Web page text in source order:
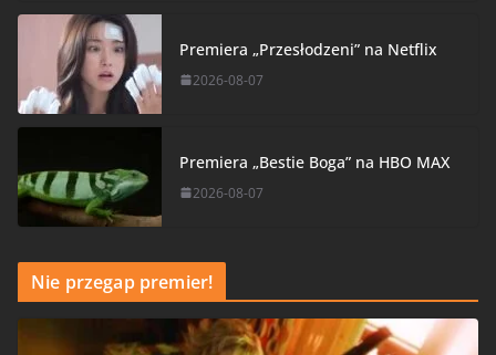
Premiera „Przesłodzeni” na Netflix
2026-08-07
Premiera „Bestie Boga” na HBO MAX
2026-08-07
Nie przegap premier!